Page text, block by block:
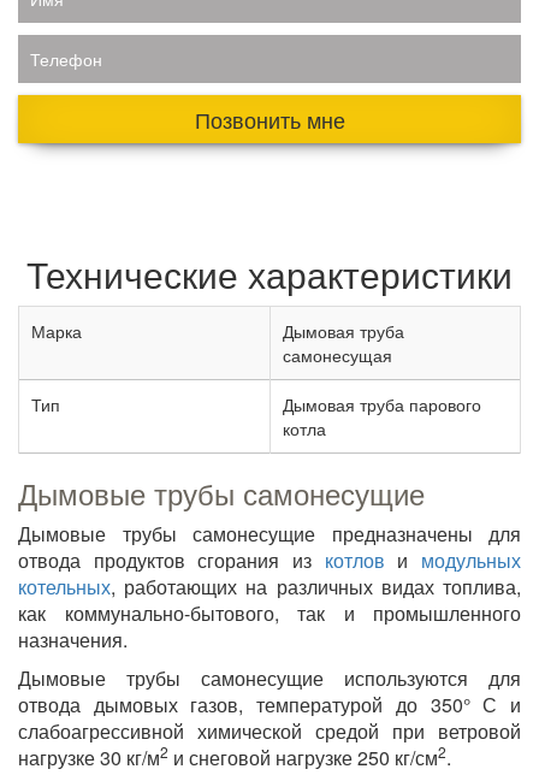
Телефон
Позвонить мне
Технические характеристики
Марка
Дымовая труба
самонесущая
Тип
Дымовая труба парового
котла
Дымовые трубы самонесущие
Дымовые трубы самонесущие предназначены для
отвода продуктов сгорания из котлов и модульных
котельных, работающих на различных видах топлива,
как коммунально-бытового, так и промышленного
назначения.
Дымовые трубы самонесущие используются для
отвода дымовых газов, температурой до 350° С и
слабоагрессивной химической средой при ветровой
нагрузке 30 кг/м2 и снеговой нагрузке 250 кг/см2.